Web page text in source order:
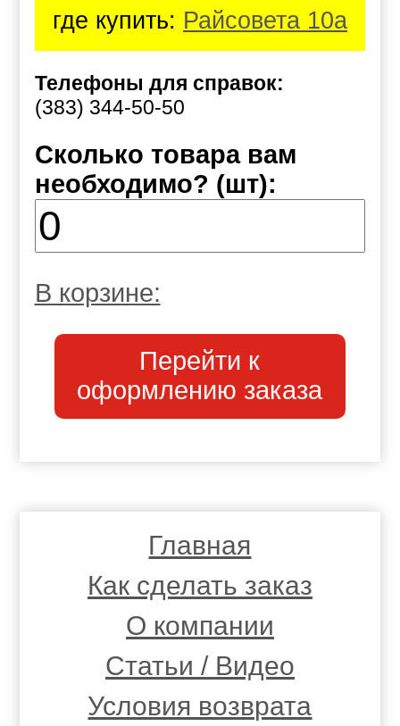
где купить: Райсовета 10а
Телефоны для справок:
(383) 344-50-50
Сколько товара вам
необходимо? (шт):
В корзине:
Перейти к
оформлению заказа
Главная
Как сделать заказ
О компании
Статьи / Видео
Условия возврата